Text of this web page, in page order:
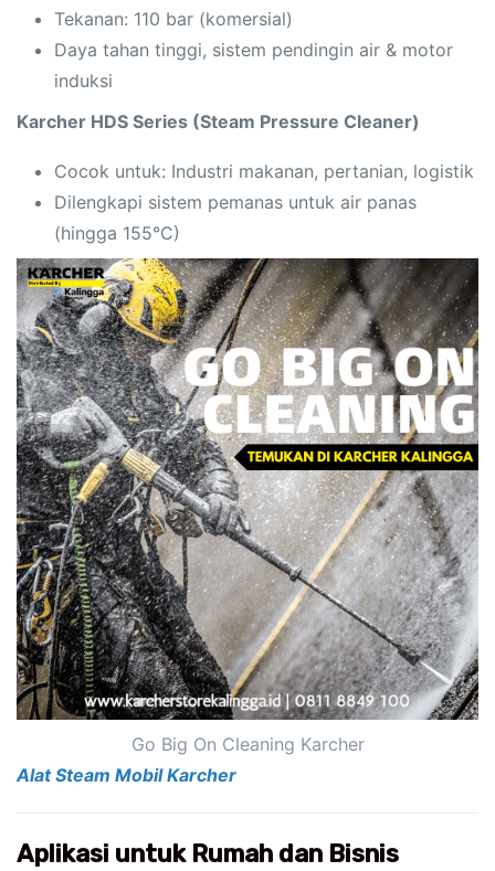
Tekanan: 110 bar (komersial)
Daya tahan tinggi, sistem pendingin air & motor
induksi
Karcher HDS Series (Steam Pressure Cleaner)
Cocok untuk: Industri makanan, pertanian, logistik
Dilengkapi sistem pemanas untuk air panas
(hingga 155°C)
Go Big On Cleaning Karcher
Alat Steam Mobil Karcher
Aplikasi untuk Rumah dan Bisnis